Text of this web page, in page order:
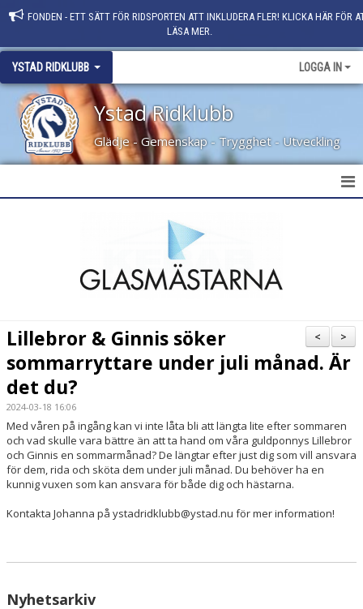
FONDEN - ETT SÄTT FÖR RIDSPORTEN ATT INKLUDERA FLER! KLICKA HÄR FÖR
LÄSA MER.
YSTAD RIDKLUBB LOGGA IN
Ystad Ridklubb
Glädje - Gemenskap - Trygghet - Utveckling
HÄSTAR
KALENDER
>
<
Lillebror & Ginnis söker
sommarryttare under juli månad. Är
det du?
2024-03-18 16:06
Med våren på ingång kan vi inte låta bli att längta lite efter sommaren
och vad skulle vara bättre än att ta hand om våra guldponnys Lillebror
och Ginnis en sommarmånad? De längtar efter just dig som vill ansvara
för dem, rida och sköta dem under juli månad. Du behöver ha en
kunnig vuxen som kan ansvara för både dig och hästarna.
Kontakta Johanna på ystadridklubb@ystad.nu för mer information!
Nyhetsarkiv